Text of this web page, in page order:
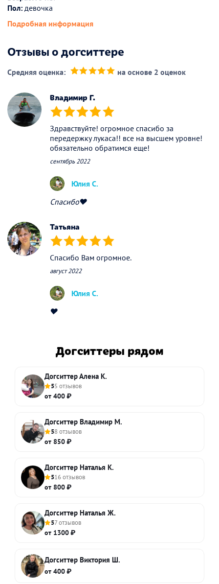
Пол: девочка
Подробная информация
Отзывы о догситтере
Средняя оценка: на основе 2 оценок
Владимир Г.
(*) (*) (*) (*) (*)
Здравствуйте! огромное спасибо за
передержку лукаса!! все на высшем уровне!
обязательно обратимся еще!
сентябрь 2022
Юлия С.
Спасибо❤
Татьяна
(*) (*) (*) (*) (*)
Спасибо Вам огромное.
август 2022
Юлия С.
❤
Догситтеры рядом
Догситтер Алена К.
55 отзывов
от 400 ₽
Догситтер Владимир М.
58 отзывов
от 850 ₽
Догситтер Наталья К.
516 отзывов
от 800 ₽
Догситтер Наталья Ж.
57 отзывов
от 1300 ₽
Догситтер Виктория Ш.
от 400 ₽